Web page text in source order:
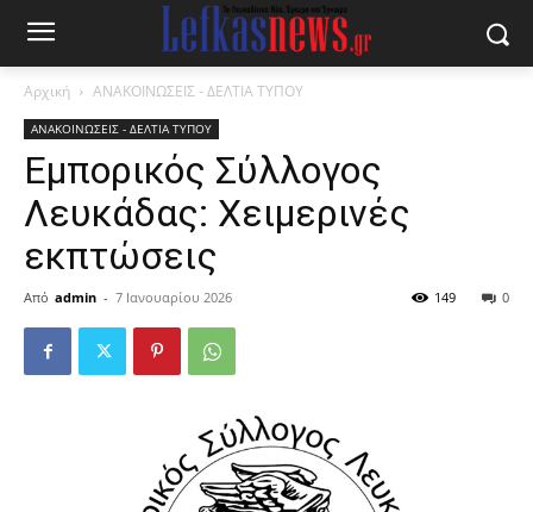
Αρχική ΑΝΑΚΟΙΝΩΣΕΙΣ - ΔΕΛΤΙΑ ΤΥΠΟΥ
ΑΝΑΚΟΙΝΩΣΕΙΣ - ΔΕΛΤΙΑ ΤΥΠΟΥ
Εμπορικός Σύλλογος
Λευκάδας: Χειμερινές
εκπτώσεις
Από admin - 7 Ιανουαρίου 2026 0
149